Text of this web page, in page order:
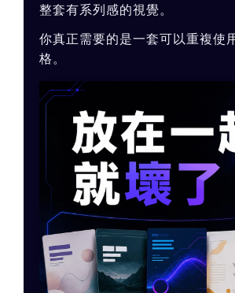
整套有系列感的視覺。
你真正需要的是一套可以重複使
格。